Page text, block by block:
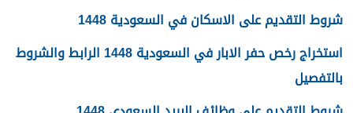
شروط التقديم على الاسكان في السعودية 1448
استخراج رخص حفر الابار في السعودية 1448 الرابط والشروط
بالتفصيل